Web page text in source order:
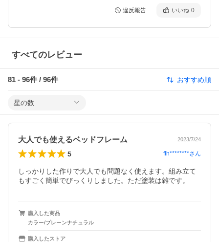
違反報告 いいね 0
すべてのレビュー
81 - 96件 / 96件 おすすめ順
星の数
大人でも使えるベッドフレーム 2023/7/24
5 flh********さん
しっかりした作りで大人でも問題なく使えます。組み立て
もすごく簡単でびっくりしました。ただ塗装は雑です。
購入した商品
カラー/プレーンナチュラル
購入したストア